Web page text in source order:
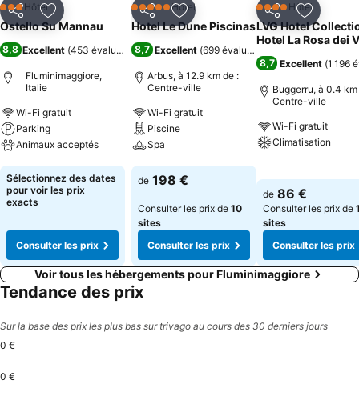
PartagerAjouter à mes favoris
3 ÉtoilesHôtel
Ostello Su Mannau
8,8 Excellent (453 évaluations)
Fluminimaggiore,
Italie
Wi-Fi gratuit
Parking
Animaux acceptés
Consulter les prix
Sélectionnez des dates
pour voir les prix
exacts
Consulter les prix
PartagerAjouter à mes favoris
5 Étoiles Hôtel
Hotel Le Dune Piscinas
8,7 Excellent (699 évaluations
Arbus, à 12.9 km de :
Centre-ville
Wi-Fi gratuit
Piscine
Spa
Consulter les prix
de 198 €
Consulter les prix de 10
sites
Consulter les prix
PartagerAjouter
4 ÉtoilesHôtel
LVG Hotel
Hotel La Rosa dei
8,7 Excellent (1 196
Buggerru, à 0.4 km
Centre-ville
Wi-Fi gratuit
Climatisation
Consulter les
de 86 €
Consulter les prix de
sites
Consulter les prix
Voir tous les hébergements pour Fluminimaggiore
Tendance des prix
Sur la base des prix les plus bas sur trivago au cours des 30 derniers jours
0 €
0 €